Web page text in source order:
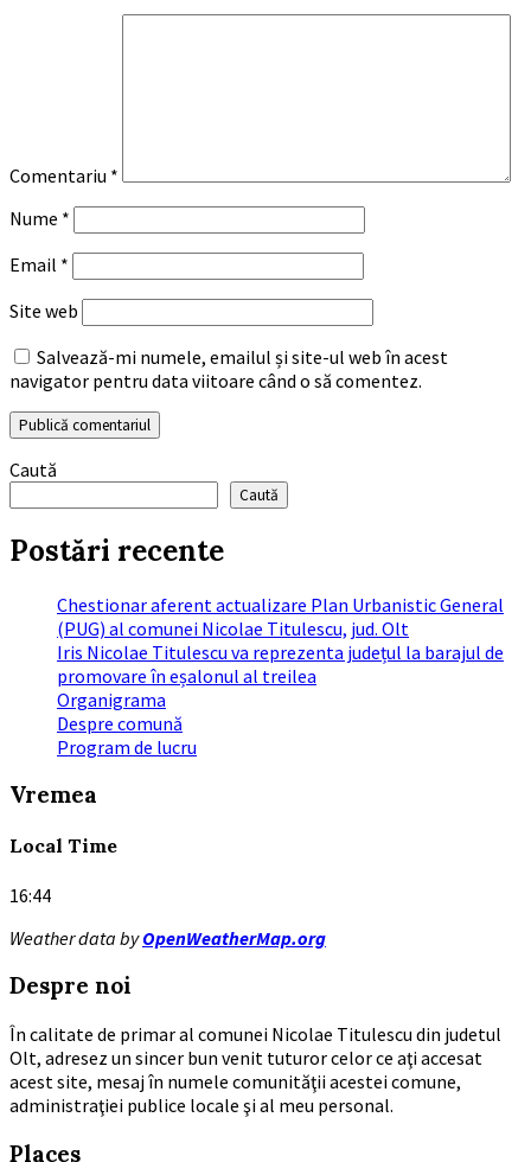
Comentariu *
Nume *
Email *
Site web
Salvează-mi numele, emailul și site-ul web în acest
navigator pentru data viitoare când o să comentez.
Caută
Caută
Postări recente
Chestionar aferent actualizare Plan Urbanistic General
(PUG) al comunei Nicolae Titulescu, jud. Olt
Iris Nicolae Titulescu va reprezenta județul la barajul de
promovare în eșalonul al treilea
Organigrama
Despre comună
Program de lucru
Vremea
Local Time
16:44
Weather data byOpenWeatherMap.org
Despre noi
În calitate de primar al comunei Nicolae Titulescu din judetul
Olt, adresez un sincer bun venit tuturor celor ce aţi accesat
acest site, mesaj în numele comunităţii acestei comune,
administraţiei publice locale şi al meu personal.
Places